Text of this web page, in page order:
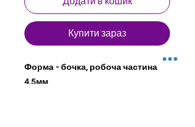
Купити зараз
Форма - бочка, робоча частина
4.5мм